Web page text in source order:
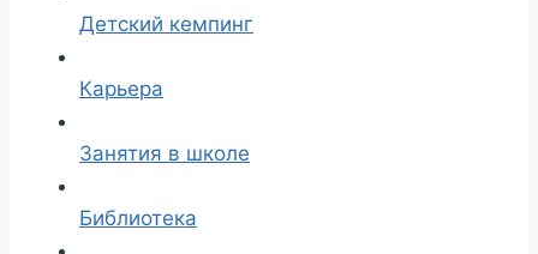
Детский кемпинг
Карьера
Занятия в школе
Библиотека